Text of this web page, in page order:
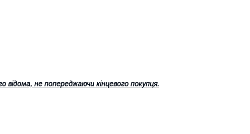
не попереджаючи кінцевого покупця.